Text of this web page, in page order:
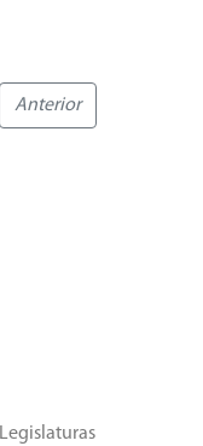
Anterior
Legislaturas